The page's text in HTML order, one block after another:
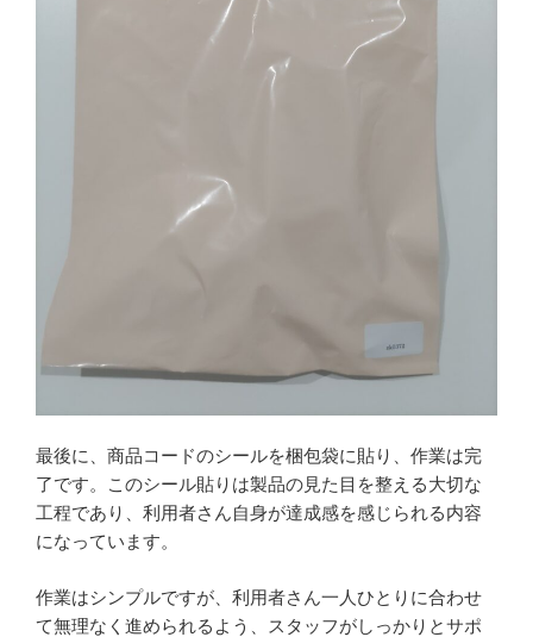
最後に、商品コードのシールを梱包袋に貼り、作業は完
了です。このシール貼りは製品の見た目を整える大切な
工程であり、利用者さん自身が達成感を感じられる内容
になっています。
作業はシンプルですが、利用者さん一人ひとりに合わせ
て無理なく進められるよう、スタッフがしっかりとサポ